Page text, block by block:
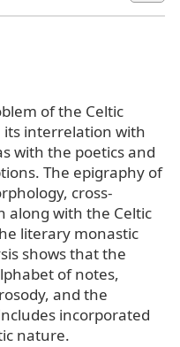
of the Celtic
interrelation with
with the poetics and
The epigraphy of
cross-
along with the Celtic
literary monastic
shows that the
of notes,
and the
incorporated
nature.